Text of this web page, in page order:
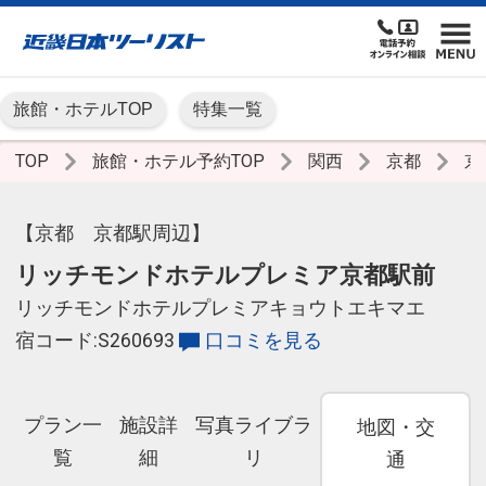
旅館・ホテルTOP 特集一覧
TOP 旅館・ホテル予約TOP 関西 京都 京
【京都 京都駅周辺】
リッチモンドホテルプレミア京都駅前
リッチモンドホテルプレミアキョウトエキマエ
宿コード:S260693
口コミを見る
プラン一
覧
施設詳
細
写真ライブラ
リ
地図・交
通